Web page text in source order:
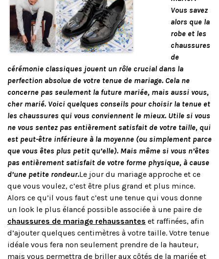
Vous savez
alors que la
robe et les
chaussures
de
cérémonie classiques jouent un rôle crucial dans la
perfection absolue de votre tenue de mariage. Cela ne
concerne pas seulement la future mariée, mais aussi vous,
cher marié. Voici quelques conseils pour choisir la tenue et
les chaussures qui vous conviennent le mieux. Utile si vous
ne vous sentez pas entièrement satisfait de votre taille, qui
est peut-être inférieure à la moyenne (ou simplement parce
que vous êtes plus petit qu’elle). Mais même si vous n’êtes
pas entièrement satisfait de votre forme physique, à cause
d’une petite rondeur.Le jour du mariage approche et ce
que vous voulez, c’est être plus grand et plus mince.
Alors ce qu’il vous faut c’est une tenue qui vous donne
un look le plus élancé possible associée à une paire de
chaussures de mariage rehaussantes et raffinées, afin
d’ajouter quelques centimètres à votre taille. Votre tenue
idéale vous fera non seulement prendre de la hauteur,
mais vous permettra de briller aux côtés de la mariée et